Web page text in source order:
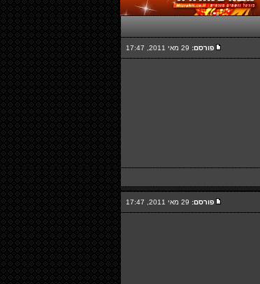
פורסם:
פורסם: